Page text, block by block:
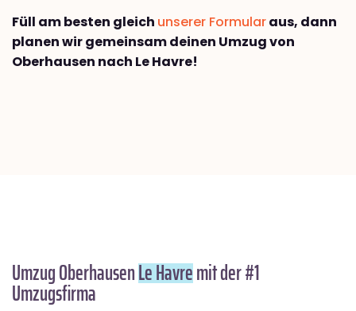
Füll am besten gleich unserer Formularaus, dann
planen wir gemeinsam deinen Umzug von
Oberhausen nach Le Havre!
Umzug OberhausenLe Havremit der #1
Umzugsfirma